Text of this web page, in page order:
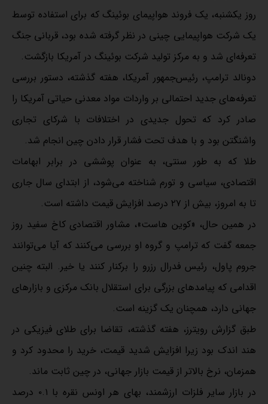
روز یکشنبه، یک فروند هواپیمای بوئینگ که برای استفاده توسط
یک شرکت هواپیمایی چینی در نظر گرفته شده بود، قربانی جنگ
تعرفه‌ای شد و به مرکز تولید شرکت بوئینگ در آمریکا بازگشت.
دونالد ترامپ، رئیس‌جمهور آمریکا، هفته گذشته، دستور بررسی
تعرفه‌های جدید احتمالی بر واردات مواد معدنی حیاتی آمریکا را
صادر کرد که تحول جدیدی در اختلافات با شرکای تجاری
واشنگتن بود و با هدف تحت فشار قرار دادن چین انجام شد.
طلا که به طور سنتی، به عنوان پوششی در برابر ابهامات
اقتصادی، سیاسی و تورم شناخته می‌شود، از ابتدای سال جاری
تا به امروز، بیش از ۲۷ درصد افزایش قیمت داشته است.
در همین حال، «کوین هاست»، مشاور اقتصادی کاخ سفید روز
جمعه گفت که ترامپ و گروه او بررسی می‌کنند که آیا می‌توانند
جروم پاول، رئیس فدرال رزرو را برکنار کنند یا خیر. البته چنین
اقدامی که پیامدهای بزرگی برای استقلال بانک مرکزی و بازارهای
جهانی دارد، همچنان یک گزینه است.
طبق گزارش رویترز، هفته گذشته، تقاضا برای طلای فیزیکی در
هند اندک بود زیرا افزایش شدید قیمت، خرید را محدود کرد و
همزمان، نرخ بالاتر از قیمت بازار جهانی، در چین ثابت ماند.
در بازار سایر فلزات ارزشمند، بهای هر اونس نقره با ۰.۱ درصد